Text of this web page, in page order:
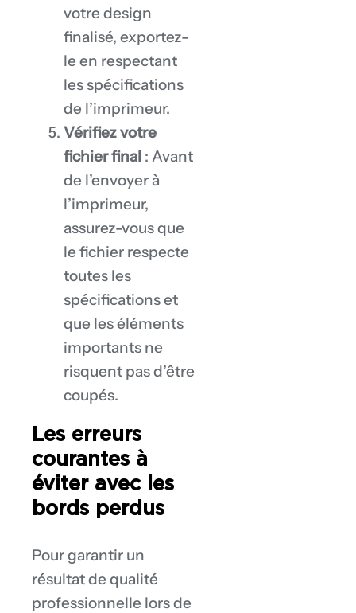
votre design
finalisé, exportez-
le en respectant
les spécifications
de l’imprimeur.
Vérifiez votre
fichier final : Avant
de l’envoyer à
l’imprimeur,
assurez-vous que
le fichier respecte
toutes les
spécifications et
que les éléments
importants ne
risquent pas d’être
coupés.
Les erreurs
courantes à
éviter avec les
bords perdus
Pour garantir un
résultat de qualité
professionnelle lors de